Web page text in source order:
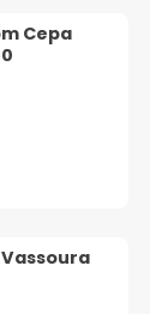
Cepa